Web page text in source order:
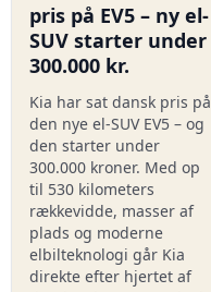
pris på EV5 – ny el-
SUV starter under
300.000 kr.
Kia har sat dansk pris på
den nye el-SUV EV5 – og
den starter under
300.000 kroner. Med op
til 530 kilometers
rækkevidde, masser af
plads og moderne
elbilteknologi går Kia
direkte efter hjertet af